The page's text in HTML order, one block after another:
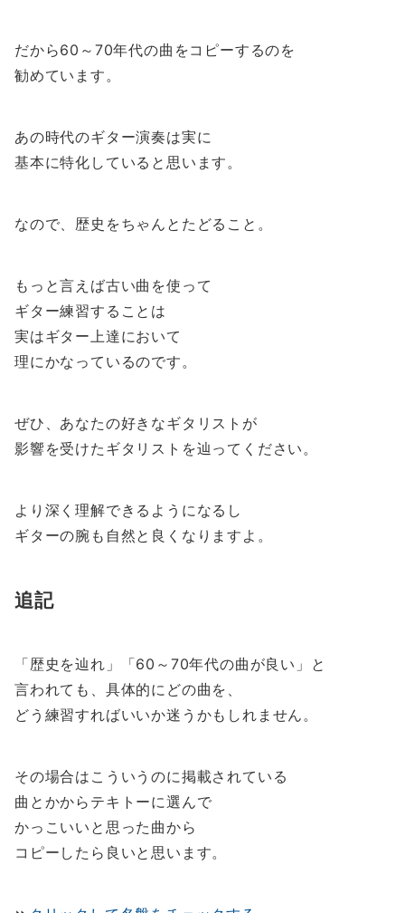
だから60～70年代の曲をコピーするのを
勧めています。
あの時代のギター演奏は実に
基本に特化していると思います。
なので、歴史をちゃんとたどること。
もっと言えば古い曲を使って
ギター練習することは
実はギター上達において
理にかなっているのです。
ぜひ、あなたの好きなギタリストが
影響を受けたギタリストを辿ってください。
より深く理解できるようになるし
ギターの腕も自然と良くなりますよ。
追記
「歴史を辿れ」「60～70年代の曲が良い」と
言われても、具体的にどの曲を、
どう練習すればいいか迷うかもしれません。
その場合はこういうのに掲載されている
曲とかからテキトーに選んで
かっこいいと思った曲から
コピーしたら良いと思います。